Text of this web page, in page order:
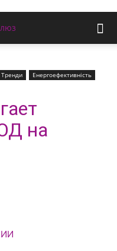
Тренди
Енергоефективність
на